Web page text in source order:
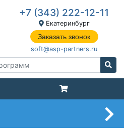
+7 (343) 222-12-11
Екатеринбург
Заказать звонок
soft@asp-partners.ru